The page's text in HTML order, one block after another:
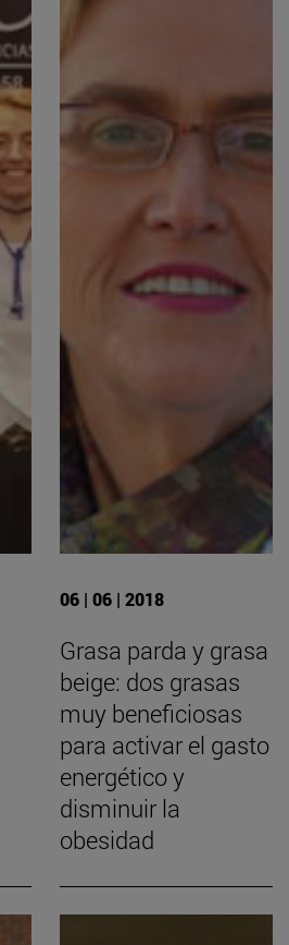
06 | 06 | 2018
Grasa parda y grasa
beige: dos grasas
muy beneficiosas
para activar el gasto
energético y
disminuir la
obesidad